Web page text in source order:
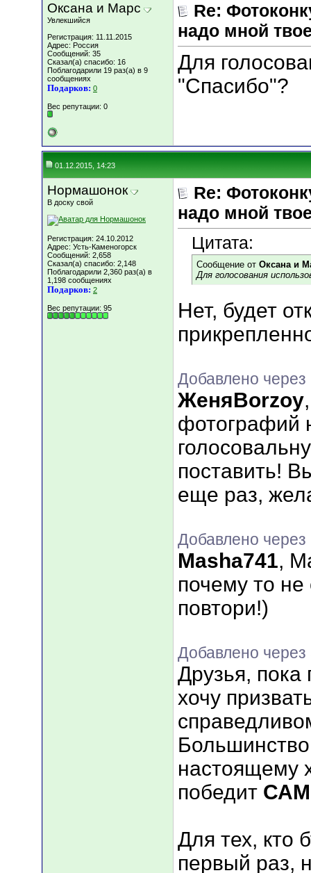
Оксана и Марс
Увлекшийся
Регистрация: 11.11.2015
Адрес: Россия
Сообщений: 35
Сказал(а) спасибо: 16
Поблагодарили 19 раз(а) в 9
сообщениях
Подарков: 0
Вес репутации: 0
Re:
надо мной
Для
"Спасибо"?
01.12.2015, 14:23
Нормашонок
В доску свой
Регистрация: 24.10.2012
Адрес: Усть-Каменогорск
Сообщений: 2,658
Сказал(а) спасибо: 2,148
Поблагодарили 2,360 раз(а) в
1,198 сообщениях
Подарков: 2
Вес репутации: 95
Re:
надо мной
Цитата:
Сообщение от Оксана и
Для голосования
Нет, будет
Добавлено
ЖеняBorzoy
фотографий
поставить!
еще раз,
Добавлено
Masha741,
почему то
повтори!)
Добавлено
Друзья, пока
хочу
настоящему
победит
Для тех, кто
первый раз,